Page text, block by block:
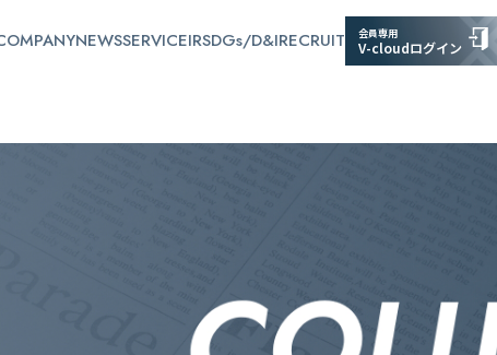
NEWSSERVICEIRSDGs/D&IRECRUIT 会員専用
V-cloudログイン